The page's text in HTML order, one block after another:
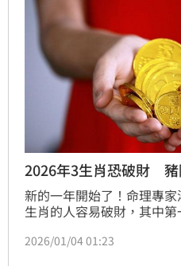
2026年3生肖恐破財 豬
新的一年開始了！命理專
生肖的人容易破財，其中
的豬隊友，導致你財進財出
2026/01/04 01:23